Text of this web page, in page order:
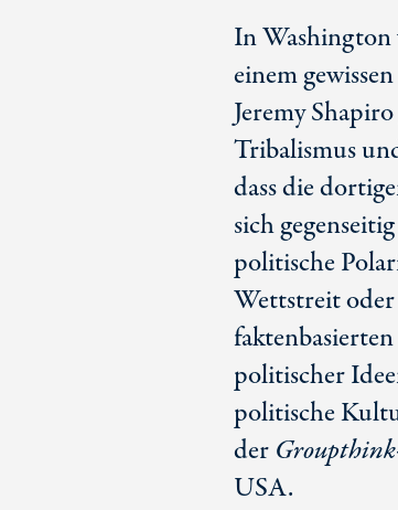
In Washington
einem
Jeremy Shapiro
Tribalismus
dass die
sich
politische
Wettstreit oder
politischer
politische
der Groupthink
USA.